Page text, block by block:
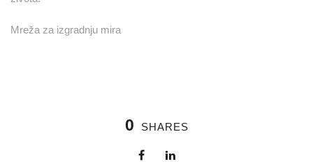
Mreža za izgradnju mira
0 SHARES